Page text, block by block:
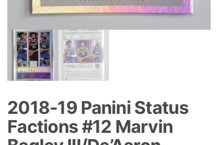
2018-19 Panini Status
Factions #12 Marvin